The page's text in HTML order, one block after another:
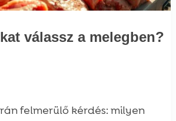
válassz a melegben?
felmerülő kérdés: milyen